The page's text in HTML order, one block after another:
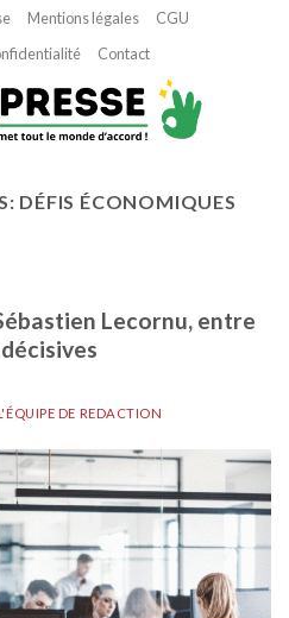
Mentions légales
CGU
Contact
DÉFIS ÉCONOMIQUES
Lecornu, entre
DE REDACTION